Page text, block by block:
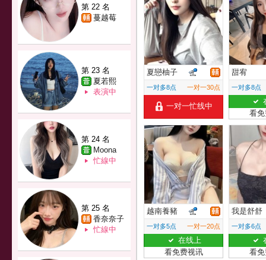
第 22 名
蔓越莓
第 23 名
夏若熙
表演中
第 24 名
Moona
忙線中
第 25 名
香奈奈子
忙線中
夏戀柚子
一对多8点 一对一30点
一对一忙线中
甜宥
一对多8点
看
越南養豬
一对多5点 一对一20点
在线上
看免费视讯
我是舒舒
一对多6点
看